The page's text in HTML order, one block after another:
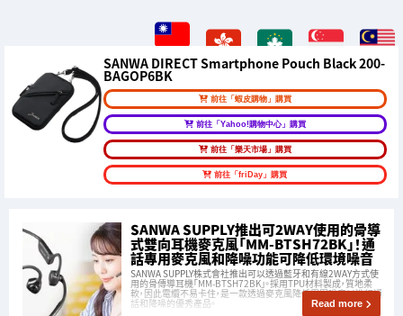
SANWA DIRECT Smartphone Pouch Black 200-
BAGOP6BK
前往「蝦皮購物」購買
前往「Yahoo!購物中心」購買
前往「樂天市場」購買
前往「friDay」購買
SANWA SUPPLY推出可2WAY使用的骨導
式雙向耳機麥克風「MM-BTSH72BK」！通
話專用麥克風和降噪功能可降低環境噪音
SANWA SUPPLY株式會社推出可以透過藍牙和有線2WAY方式使
用的骨傳導耳機「MM-BTSH72BK」。採用TPU材料製成，質地柔
軟，因此電纜不易卡住，是一款透過麥克風降低周圍噪音以進行通
話和降噪的優秀產品。 Read more